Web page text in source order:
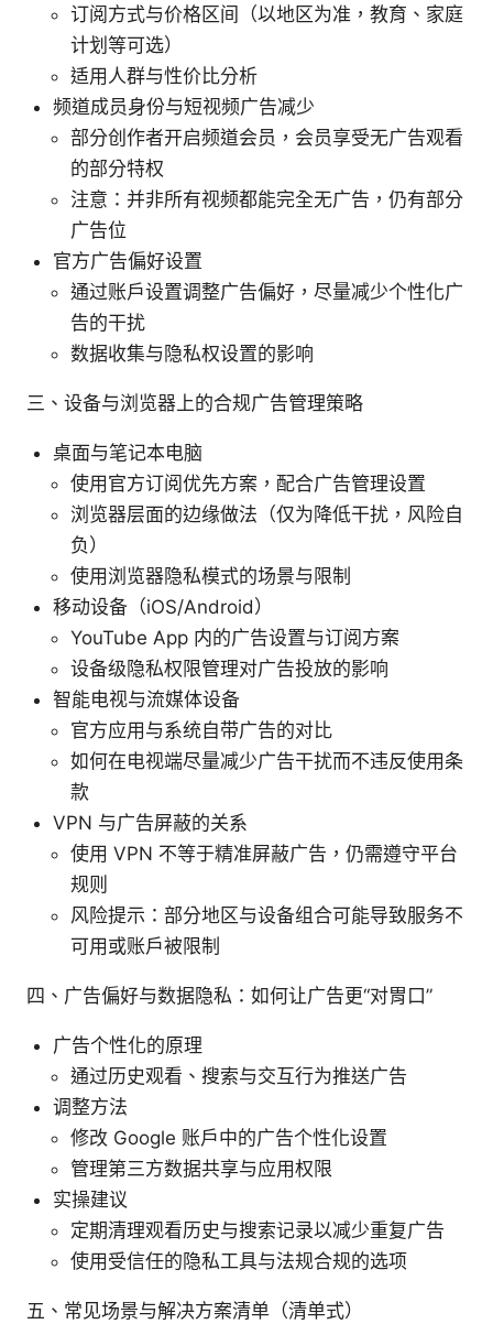
订阅方式与价格区间（以地区为准，教育、家庭
计划等可选）
适用人群与性价比分析
频道成员身份与短视频广告减少
部分创作者开启频道会员，会员享受无广告观看
的部分特权
注意：并非所有视频都能完全无广告，仍有部分
广告位
官方广告偏好设置
通过账户设置调整广告偏好，尽量减少个性化广
告的干扰
数据收集与隐私权设置的影响
三、设备与浏览器上的合规广告管理策略
桌面与笔记本电脑
使用官方订阅优先方案，配合广告管理设置
浏览器层面的边缘做法（仅为降低干扰，风险自
负）
使用浏览器隐私模式的场景与限制
移动设备（iOS/Android）
YouTube App 内的广告设置与订阅方案
设备级隐私权限管理对广告投放的影响
智能电视与流媒体设备
官方应用与系统自带广告的对比
如何在电视端尽量减少广告干扰而不违反使用条
款
VPN 与广告屏蔽的关系
使用 VPN 不等于精准屏蔽广告，仍需遵守平台
规则
风险提示：部分地区与设备组合可能导致服务不
可用或账户被限制
四、广告偏好与数据隐私：如何让广告更“对胃口”
广告个性化的原理
通过历史观看、搜索与交互行为推送广告
调整方法
修改 Google 账户中的广告个性化设置
管理第三方数据共享与应用权限
实操建议
定期清理观看历史与搜索记录以减少重复广告
使用受信任的隐私工具与法规合规的选项
五、常见场景与解决方案清单（清单式）